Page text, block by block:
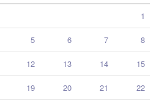
1
5 6 7 8
12 13 14 15
19 20 21 22